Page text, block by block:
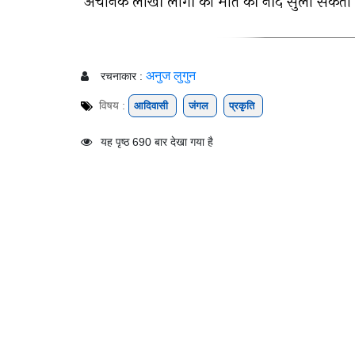
रचनाकार : अनुज लुगुन
विषय : आदिवासी जंगल प्रकृति
यह पृष्ठ 690 बार देखा गया है